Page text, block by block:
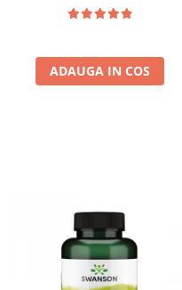
ADAUGA IN COS